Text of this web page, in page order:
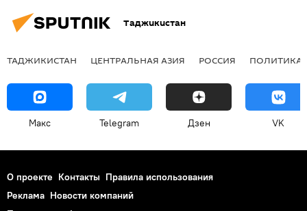
Таджикистан
ТАДЖИКИСТАН ЦЕНТРАЛЬНАЯ АЗИЯ РОССИЯ ПОЛИТИКА
Макс Telegram Дзен VK
О проекте Контакты Правила использования
Реклама Новости компаний